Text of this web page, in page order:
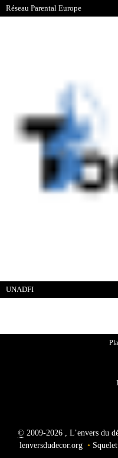
Réseau Parental Europe
UNADFI
©2009-2026 , L’envers du
lenversdudecor.org •